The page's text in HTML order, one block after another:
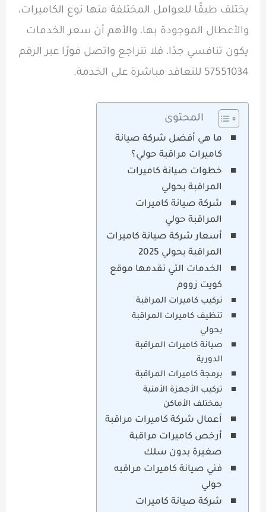
يختلف طبقًا للعوامل المختلفة منها نوع الكاميرات،
والأعطال الموجودة بها، والأهم أن سعر الخدمات
يكون تنافسي جدًا، فلا تتراجع واتصل فورًا عبر الرقم
57551034 للتعاقد مباشرة على الخدمة.
المحتوى
ما هي أفضل شركة صيانة
كاميرات مراقبة حولي؟
خطوات صيانة كاميرات
المراقبة بحولي
شركة صيانة كاميرات
المراقبة حولي
أسعار شركة صيانة كاميرات
المراقبة بحولي 2025
الخدمات التي تقدمها موقع
كويت زووم
تركيب كاميرات المراقبة
تنظيف كاميرات المراقبة
بحولي
صيانة كاميرات المراقبة
الدورية
برمجة كاميرات المراقبة
تركيب الأجهزة الأمنية
بمختلف الأماكن
أعمال شركة كاميرات مراقبة
أرخص كاميرات مراقبة
صغيرة بدون سلك
فني صيانة كاميرات مراقبه
حولي
شركة صيانة كاميرات